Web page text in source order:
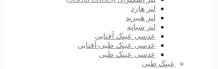
لنز هارد
لنز هیبرید
لنز شبانه
عدسی عینک آفتابی
عدسی عینک طبی-آفتابی
عدسی عینک طبی
عینک طبی